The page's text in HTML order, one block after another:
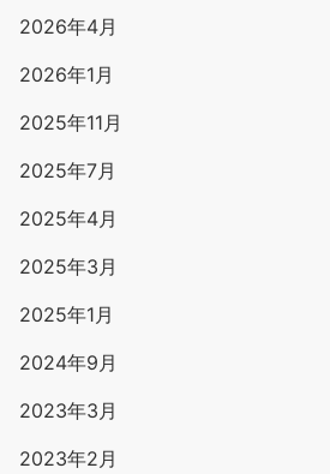
2026年4月
2026年1月
2025年11月
2025年7月
2025年4月
2025年3月
2025年1月
2024年9月
2023年3月
2023年2月